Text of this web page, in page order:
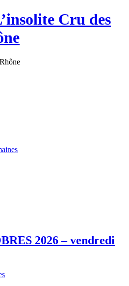
Cru des
2026 – vendredi